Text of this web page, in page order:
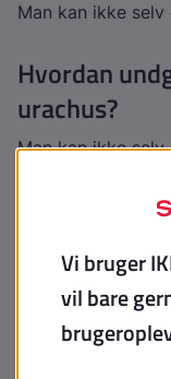
Man kan ikke
Hvordan
urachus?
Man kan ikke
Hvornår
Hvornår
Urachus